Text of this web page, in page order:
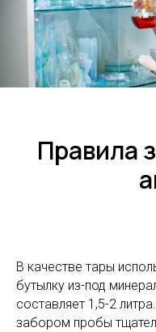
Правила
В качестве тары
бутылку из-под
составляет 1,5-2
забором пробы